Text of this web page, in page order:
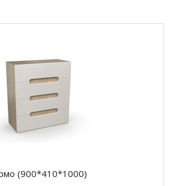
(900*410*1000)